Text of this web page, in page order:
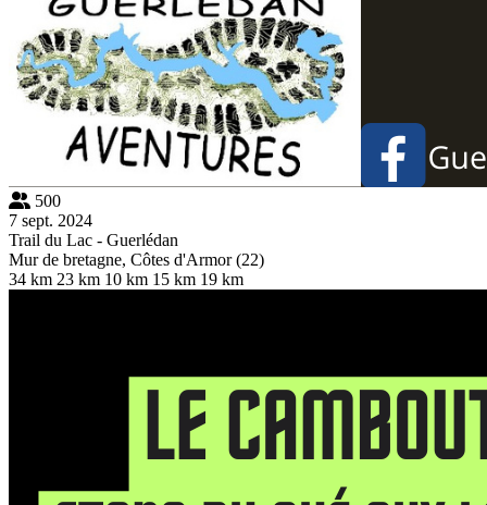
500
7 sept. 2024
Trail du Lac - Guerlédan
Mur de bretagne, Côtes d'Armor (22)
34 km 23 km 10 km 15 km 19 km